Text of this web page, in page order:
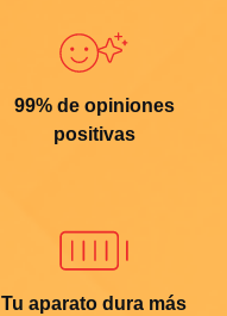
99% de opiniones
positivas
Tu aparato dura más